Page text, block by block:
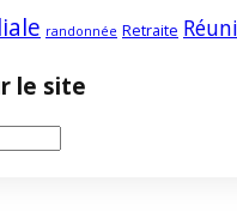
randonnée Retraite
le site